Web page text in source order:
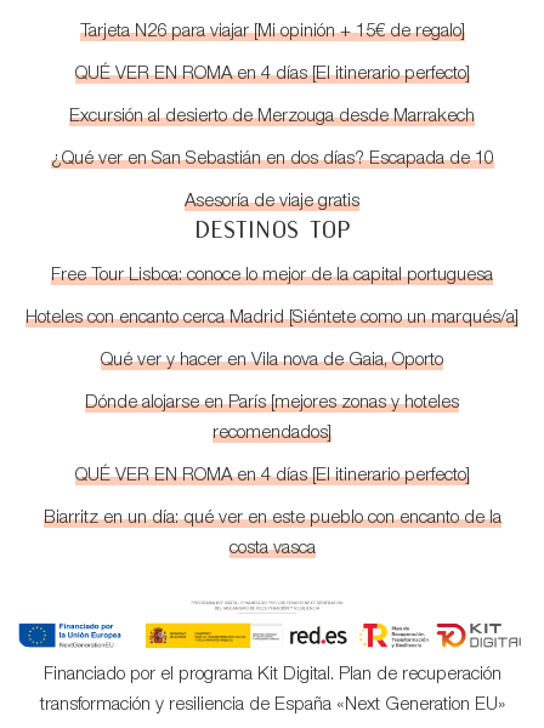
Tarjeta N26 para viajar [Mi opinión + 15€ de regalo]
QUÉ VER EN ROMA en 4 días [El itinerario perfecto]
Excursión al desierto de Merzouga desde Marrakech
¿Qué ver en San Sebastián en dos días? Escapada de 10
Asesoría de viaje gratis
DESTINOS TOP
Free Tour Lisboa: conoce lo mejor de la capital portuguesa
Hoteles con encanto cerca Madrid [Siéntete como un marqués/a]
Qué ver y hacer en Vila nova de Gaia, Oporto
Dónde alojarse en París [mejores zonas y hoteles
recomendados]
QUÉ VER EN ROMA en 4 días [El itinerario perfecto]
Biarritz en un día: qué ver en este pueblo con encanto de la
costa vasca
Financiado por el programa Kit Digital. Plan de recuperación
transformación y resiliencia de España «Next Generation EU»